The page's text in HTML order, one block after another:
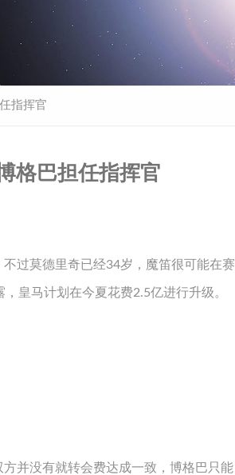
指挥官
格巴担任指挥官
过莫德里奇已经34岁，魔笛很可能在赛
皇马计划在今夏花费2.5亿进行升级。
并没有就转会费达成一致，博格巴只能